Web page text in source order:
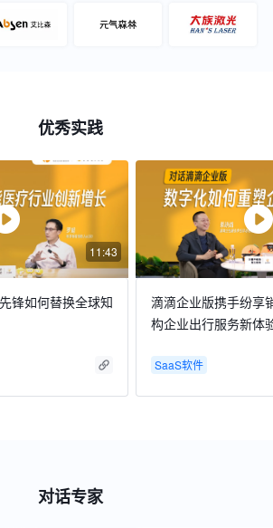
优秀实践
11:43
锋如何替换全球知
滴滴企业版携手纷享
构企业出行服务新体
SaaS软件
对话专家